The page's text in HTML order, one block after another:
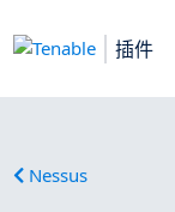
插件
Nessus